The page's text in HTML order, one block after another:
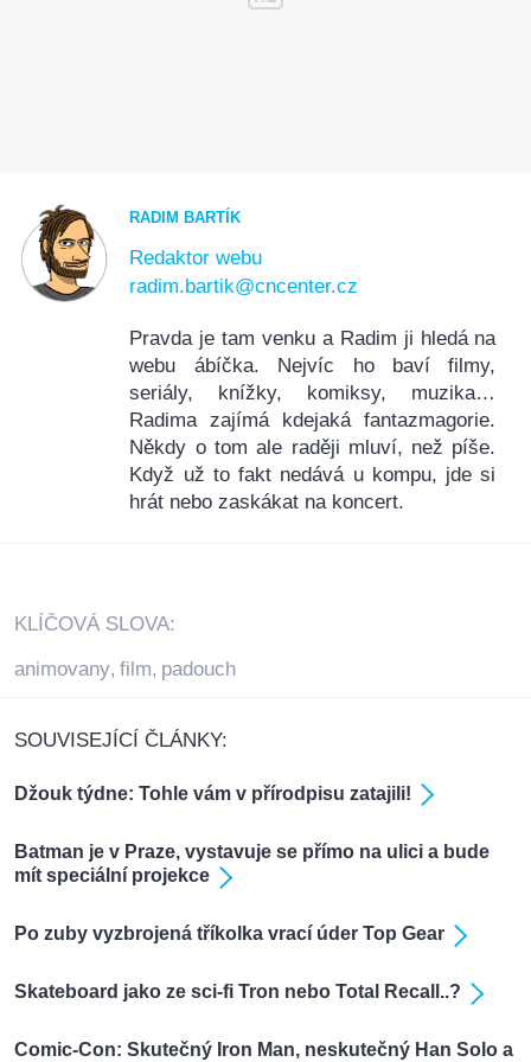
RADIM BARTÍK
Redaktor webu
radim.bartik@cncenter.cz
Pravda je tam venku a Radim ji hledá na
webu ábíčka. Nejvíc ho baví filmy,
seriály, knížky, komiksy, muzika…
Radima zajímá kdejaká fantazmagorie.
Někdy o tom ale raději mluví, než píše.
Když už to fakt nedává u kompu, jde si
hrát nebo zaskákat na koncert.
KLÍČOVÁ SLOVA:
animovany, film, padouch
SOUVISEJÍCÍ ČLÁNKY:
Džouk týdne: Tohle vám v přírodpisu zatajili!
Batman je v Praze, vystavuje se přímo na ulici a bude
mít speciální projekce
Po zuby vyzbrojená tříkolka vrací úder Top Gear
Skateboard jako ze sci-fi Tron nebo Total Recall..?
Comic-Con: Skutečný Iron Man, neskutečný Han Solo a